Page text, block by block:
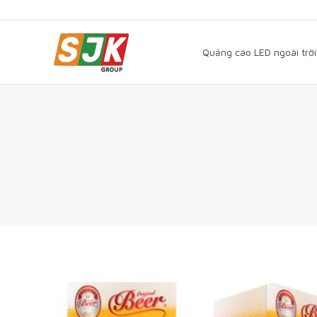
Quảng cáo LED ngoài trời
Quảng cáo LED ngoài